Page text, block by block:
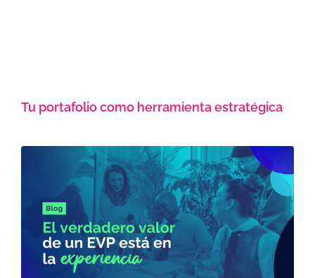
Tu portafolio como herramienta estratégica